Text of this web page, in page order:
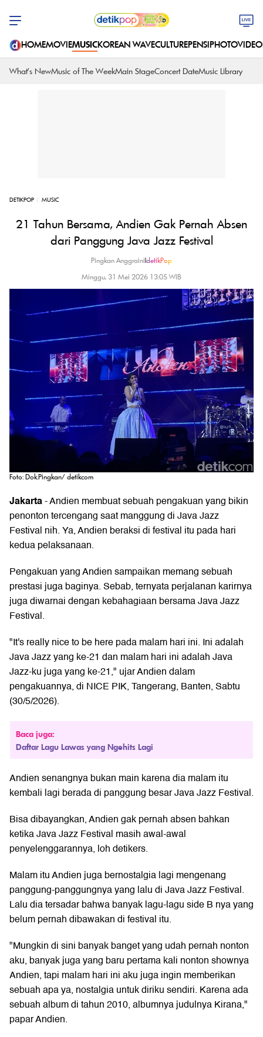
HOMEMOVIEMUSICKOREAN WAVECULTUREPENSIPHOTOVIDEO
What's NewMusic of The WeekMain StageConcert DateMusic Library
DETIKPOP MUSIC
21 Tahun Bersama, Andien Gak Pernah Absen
dari Panggung Java Jazz Festival
Pingkan Anggraini|detikPop
Minggu, 31 Mei 2026 13:05 WIB
Foto: Dok.Pingkan/ detikcom
Jakarta-Andien membuat sebuah pengakuan yang bikin
penonton tercengang saat manggung di Java Jazz
Festival nih. Ya, Andien beraksi di festival itu pada hari
kedua pelaksanaan.
Pengakuan yang Andien sampaikan memang sebuah
prestasi juga baginya. Sebab, ternyata perjalanan karirnya
juga diwarnai dengan kebahagiaan bersama Java Jazz
Festival.
"It's really nice to be here pada malam hari ini. Ini adalah
Java Jazz yang ke-21 dan malam hari ini adalah Java
Jazz-ku juga yang ke-21," ujar Andien dalam
pengakuannya, di NICE PIK, Tangerang, Banten, Sabtu
(30/5/2026).
Baca juga:
Daftar Lagu Lawas yang Ngehits Lagi
Andien senangnya bukan main karena dia malam itu
kembali lagi berada di panggung besar Java Jazz Festival.
Bisa dibayangkan, Andien gak pernah absen bahkan
ketika Java Jazz Festival masih awal-awal
penyelenggarannya, loh detikers.
Malam itu Andien juga bernostalgia lagi mengenang
panggung-panggungnya yang lalu di Java Jazz Festival.
Lalu dia tersadar bahwa banyak lagu-lagu side B nya yang
belum pernah dibawakan di festival itu.
"Mungkin di sini banyak banget yang udah pernah nonton
aku, banyak juga yang baru pertama kali nonton shownya
Andien, tapi malam hari ini aku juga ingin memberikan
sebuah apa ya, nostalgia untuk diriku sendiri. Karena ada
sebuah album di tahun 2010, albumnya judulnya Kirana,"
papar Andien.